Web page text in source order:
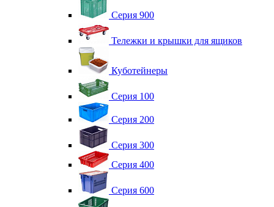
Серия 900
Тележки и крышки для ящиков
Куботейнеры
Серия 100
Серия 200
Серия 300
Серия 400
Серия 600